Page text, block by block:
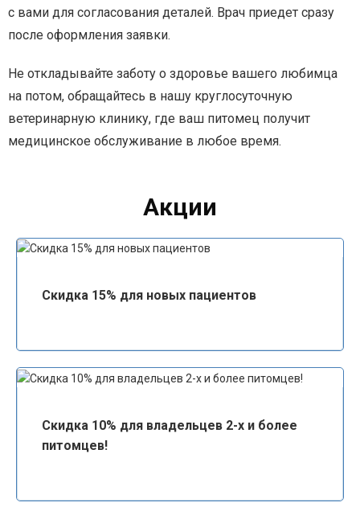
с вами для согласования деталей. Врач приедет сразу
после оформления заявки.
Не откладывайте заботу о здоровье вашего любимца
на потом, обращайтесь в нашу круглосуточную
ветеринарную клинику, где ваш питомец получит
медицинское обслуживание в любое время.
Акции
Скидка 15% для новых пациентов
Скидка 10% для владельцев 2-х и более
питомцев!